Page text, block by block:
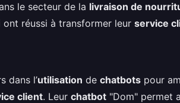
le secteur de la livraison de
ont réussi à transformer leur service
dans l’utilisation de chatbots pour
client. Leur chatbot "Dom" permet